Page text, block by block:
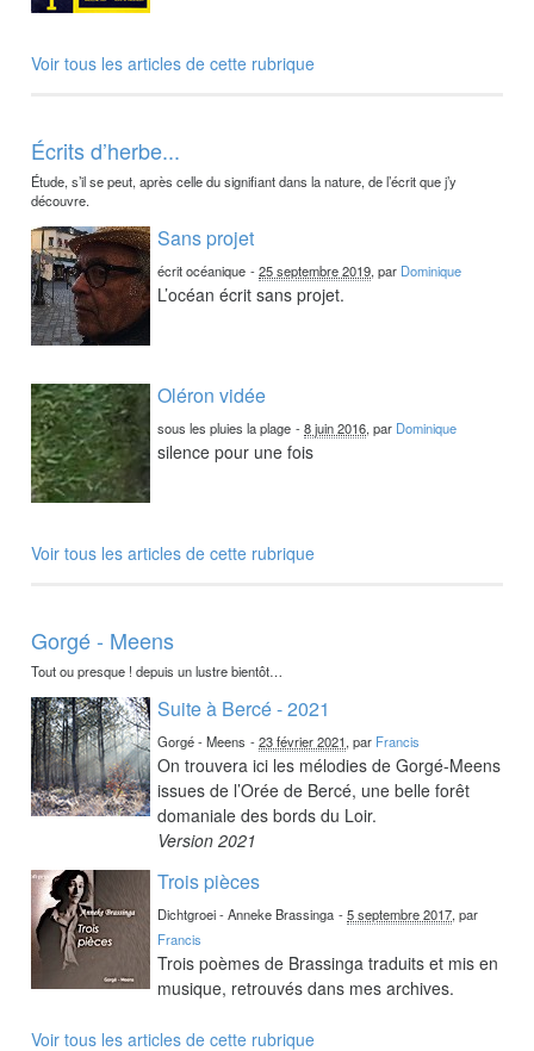
Voir tous les articles de cette rubrique
Écrits d’herbe...
Étude, s’il se peut, après celle du signifiant dans la nature, de l’écrit que j’y
découvre.
Sans projet
écrit océanique -25 septembre 2019, par Dominique
L’océan écrit sans projet.
Oléron vidée
sous les pluies la plage -8 juin 2016, par Dominique
silence pour une fois
Voir tous les articles de cette rubrique
Gorgé - Meens
Tout ou presque ! depuis un lustre bientôt…
Suite à Bercé - 2021
Gorgé - Meens -23 février 2021, par Francis
On trouvera ici les mélodies de Gorgé-Meens
issues de l’Orée de Bercé, une belle forêt
domaniale des bords du Loir.
Version 2021
Trois pièces
Dichtgroei - Anneke Brassinga -5 septembre 2017, par
Francis
Trois poèmes de Brassinga traduits et mis en
musique, retrouvés dans mes archives.
Voir tous les articles de cette rubrique